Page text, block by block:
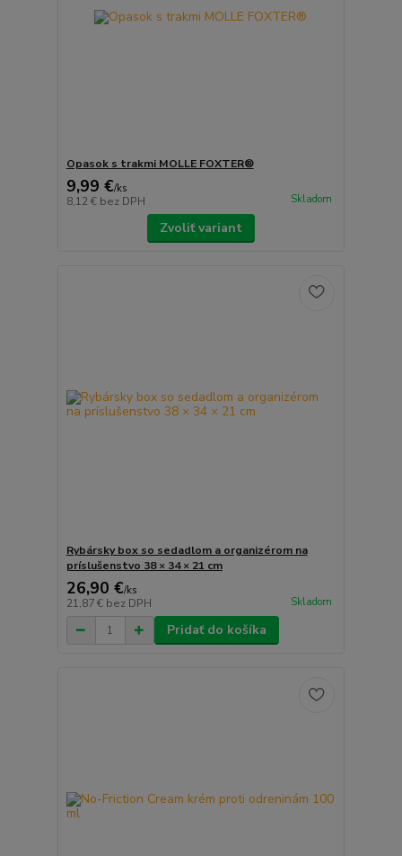
Opasok s trakmi MOLLE FOXTER®
9,99 €/ks
8,12 € bez DPH Skladom
Zvoliť variant
Rybársky box so sedadlom a organizérom na
príslušenstvo 38 × 34 × 21 cm
26,90 €/ks
21,87 € bez DPH Skladom
Pridať do košíka